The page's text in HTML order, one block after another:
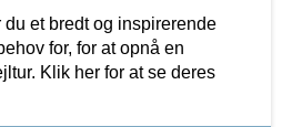
et bredt og inspirerende
for, for at opnå en
Klik her for at se deres